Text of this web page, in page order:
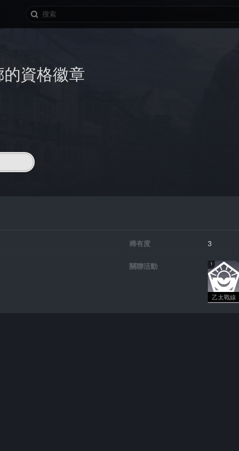
資格徽章
稀有度 3
關聯活動 1
乙太戰線